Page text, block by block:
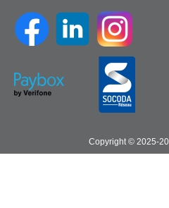
Copyright © 2025-